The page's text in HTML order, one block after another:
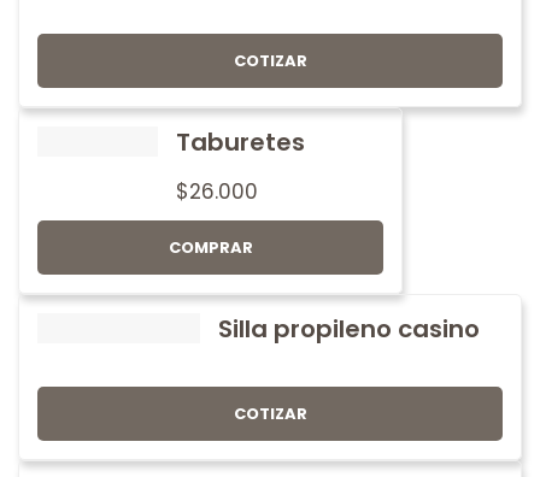
COTIZAR
Taburetes
$26.000
COMPRAR
Silla propileno casino
COTIZAR